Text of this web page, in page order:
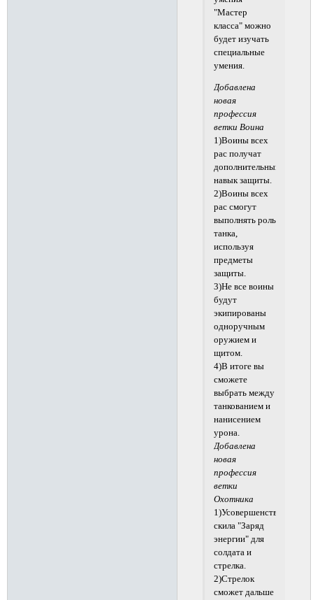
"Мастер
класса" можно
будет изучать
специальные
умения.
Добавлена
новая
профессия
ветки Воина
1)Воины всех
рас получат
дополнительный
навык защиты.
2)Воины всех
рас смогут
выполнять роль
танка,
используя
предметы
защиты.
3)Не все воины
будут
экипированы
одноручным
оружием и
щитом.
4)В итоге вы
сможете
выбрать между
танкованием и
нанисением
урона.
Добавлена
новая
профессия
ветки
Охотника
1)Усовершенствования
скила "Заряд
энергии" для
солдата и
стрелка.
2)Стрелок
сможет дальше